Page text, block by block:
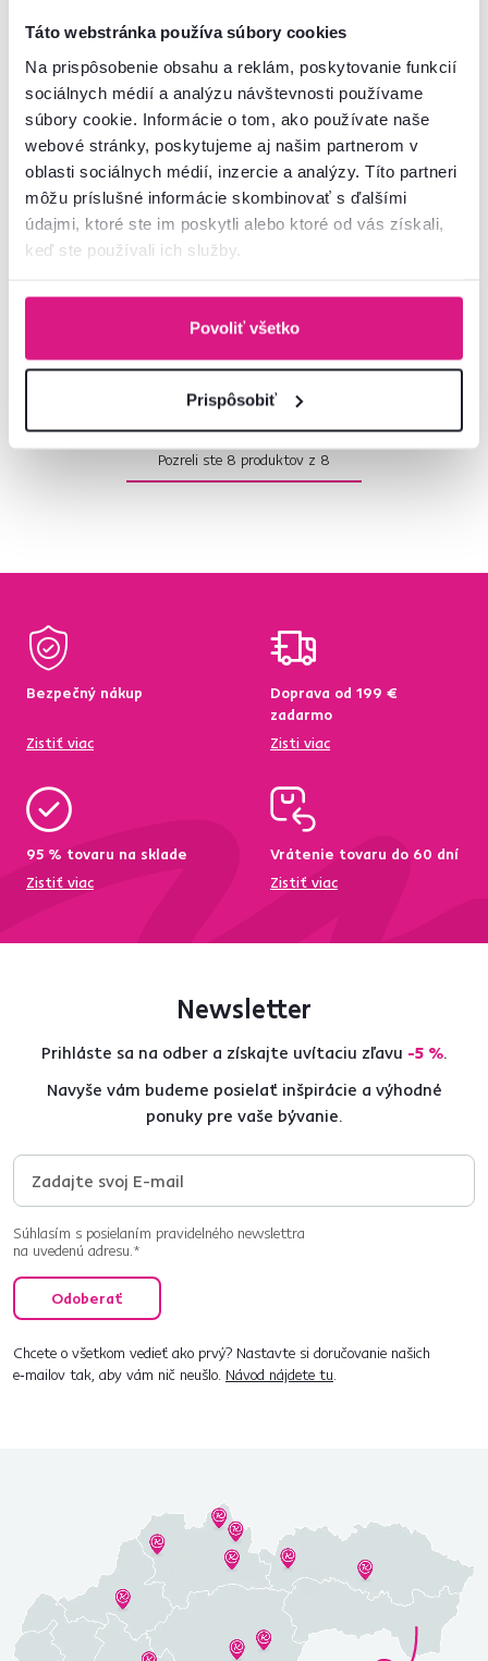
Táto webstránka používa súbory cookies
Na prispôsobenie obsahu a reklám, poskytovanie funkcií
sociálnych médií a analýzu návštevnosti používame
súbory cookie. Informácie o tom, ako používate naše
webové stránky, poskytujeme aj našim partnerom v
oblasti sociálnych médií, inzercie a analýzy. Títo partneri
môžu príslušné informácie skombinovať s ďalšími
údajmi, ktoré ste im poskytli alebo ktoré od vás získali,
keď ste používali ich služby.
Povoliť všetko
Prispôsobiť
4,2 1
Univerzálna sedacia súprava,
ekokoža čierna/sivý melír, TOLITA
975 €
4,8 11
Univerzálna sedacia súprava,
čierna/červená, PAULITA U
3 Farba - detailná
Pozreli ste 8 produktov z 8
Bezpečný nákup
Zistiť viac
Doprava od 199 €
zadarmo
Zisti viac
95 % tovaru na sklade
Zistiť viac
Vrátenie tovaru do 60 dní
Zistiť viac
Newsletter
Prihláste sa na odber a získajte uvítaciu zľavu -5 %.
Navyše vám budeme posielať inšpirácie a výhodné
ponuky pre vaše bývanie.
Súhlasím s posielaním pravidelného newslettra
na uvedenú adresu.*
Odoberať
Chcete o všetkom vedieť ako prvý? Nastavte si doručovanie našich
e‑mailov tak, aby vám nič neušlo. Návod nájdete tu.